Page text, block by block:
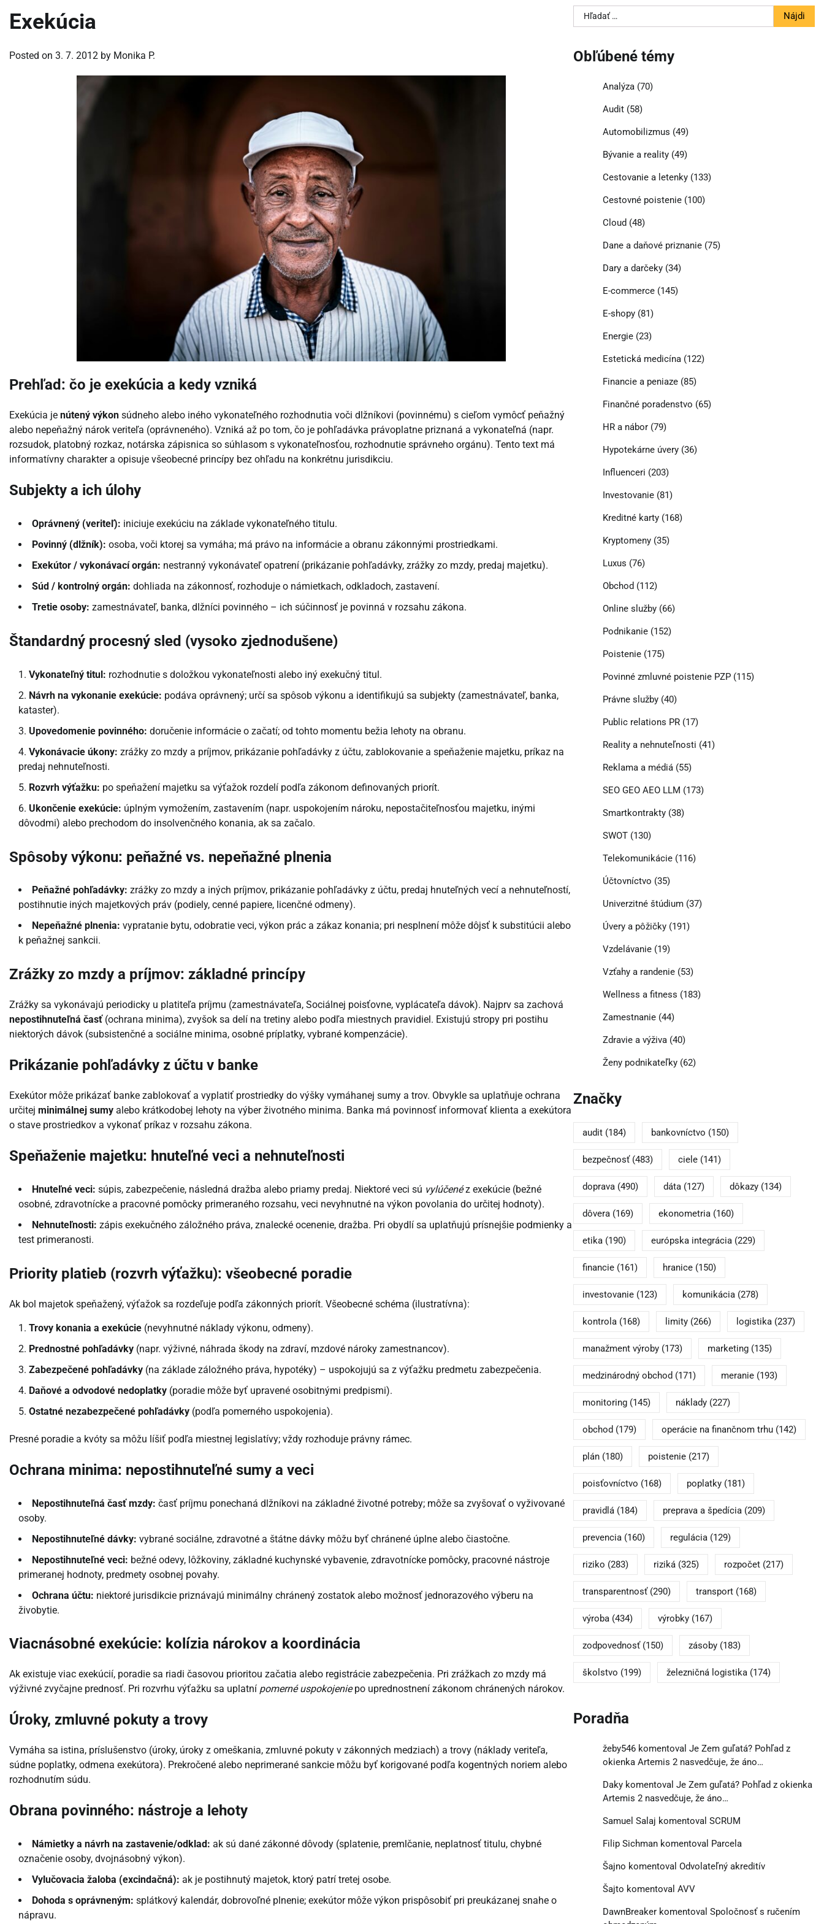
Exekúcia
Posted on 3. 7. 2012 by Monika P.
Prehľad: čo je exekúcia a kedy vzniká
Exekúcia je nútený výkon súdneho alebo iného vykonateľného rozhodnutia voči dlžníkovi (povinnému) s cieľom vymôcť peňažný
alebo nepeňažný nárok veriteľa (oprávneného). Vzniká až po tom, čo je pohľadávka právoplatne priznaná a vykonateľná (napr.
rozsudok, platobný rozkaz, notárska zápisnica so súhlasom s vykonateľnosťou, rozhodnutie správneho orgánu). Tento text má
informatívny charakter a opisuje všeobecné princípy bez ohľadu na konkrétnu jurisdikciu.
Subjekty a ich úlohy
Oprávnený (veriteľ): iniciuje exekúciu na základe vykonateľného titulu.
Povinný (dlžník): osoba, voči ktorej sa vymáha; má právo na informácie a obranu zákonnými prostriedkami.
Exekútor / vykonávací orgán: nestranný vykonávateľ opatrení (prikázanie pohľadávky, zrážky zo mzdy, predaj majetku).
Súd / kontrolný orgán: dohliada na zákonnosť, rozhoduje o námietkach, odkladoch, zastavení.
Tretie osoby: zamestnávateľ, banka, dlžníci povinného – ich súčinnosť je povinná v rozsahu zákona.
Štandardný procesný sled (vysoko zjednodušene)
Vykonateľný titul: rozhodnutie s doložkou vykonateľnosti alebo iný exekučný titul.
Návrh na vykonanie exekúcie: podáva oprávnený; určí sa spôsob výkonu a identifikujú sa subjekty (zamestnávateľ, banka,
kataster).
Upovedomenie povinného: doručenie informácie o začatí; od tohto momentu bežia lehoty na obranu.
Vykonávacie úkony: zrážky zo mzdy a príjmov, prikázanie pohľadávky z účtu, zablokovanie a speňaženie majetku, príkaz na
predaj nehnuteľnosti.
Rozvrh výťažku: po speňažení majetku sa výťažok rozdelí podľa zákonom definovaných priorít.
Ukončenie exekúcie: úplným vymožením, zastavením (napr. uspokojením nároku, nepostačiteľnosťou majetku, inými
dôvodmi) alebo prechodom do insolvenčného konania, ak sa začalo.
Spôsoby výkonu: peňažné vs. nepeňažné plnenia
Peňažné pohľadávky: zrážky zo mzdy a iných príjmov, prikázanie pohľadávky z účtu, predaj hnuteľných vecí a nehnuteľností,
postihnutie iných majetkových práv (podiely, cenné papiere, licenčné odmeny).
Nepeňažné plnenia: vypratanie bytu, odobratie veci, výkon prác a zákaz konania; pri nesplnení môže dôjsť k substitúcii alebo
k peňažnej sankcii.
Zrážky zo mzdy a príjmov: základné princípy
Zrážky sa vykonávajú periodicky u platiteľa príjmu (zamestnávateľa, Sociálnej poisťovne, vyplácateľa dávok). Najprv sa zachová
nepostihnuteľná časť(ochrana minima), zvyšok sa delí na tretiny alebo podľa miestnych pravidiel. Existujú stropy pri postihu
niektorých dávok (subsistenčné a sociálne minima, osobné príplatky, vybrané kompenzácie).
Prikázanie pohľadávky z účtu v banke
Exekútor môže prikázať banke zablokovať a vyplatiť prostriedky do výšky vymáhanej sumy a trov. Obvykle sa uplatňuje ochrana
určitej minimálnej sumy alebo krátkodobej lehoty na výber životného minima. Banka má povinnosť informovať klienta a exekútora
o stave prostriedkov a vykonať príkaz v rozsahu zákona.
Speňaženie majetku: hnuteľné veci a nehnuteľnosti
Hnuteľné veci: súpis, zabezpečenie, následná dražba alebo priamy predaj. Niektoré veci sú vylúčenéz exekúcie (bežné
osobné, zdravotnícke a pracovné pomôcky primeraného rozsahu, veci nevyhnutné na výkon povolania do určitej hodnoty).
Nehnuteľnosti: zápis exekučného záložného práva, znalecké ocenenie, dražba. Pri obydlí sa uplatňujú prísnejšie podmienky a
test primeranosti.
Priority platieb (rozvrh výťažku): všeobecné poradie
Ak bol majetok speňažený, výťažok sa rozdeľuje podľa zákonných priorít. Všeobecné schéma (ilustratívna):
Trovy konania a exekúcie (nevyhnutné náklady výkonu, odmeny).
Prednostné pohľadávky (napr. výživné, náhrada škody na zdraví, mzdové nároky zamestnancov).
Zabezpečené pohľadávky (na základe záložného práva, hypotéky) – uspokojujú sa z výťažku predmetu zabezpečenia.
Daňové a odvodové nedoplatky (poradie môže byť upravené osobitnými predpismi).
Ostatné nezabezpečené pohľadávky (podľa pomerného uspokojenia).
Presné poradie a kvóty sa môžu líšiť podľa miestnej legislatívy; vždy rozhoduje právny rámec.
Ochrana minima: nepostihnuteľné sumy a veci
Nepostihnuteľná časť mzdy: časť príjmu ponechaná dlžníkovi na základné životné potreby; môže sa zvyšovať o vyživované
osoby.
Nepostihnuteľné dávky: vybrané sociálne, zdravotné a štátne dávky môžu byť chránené úplne alebo čiastočne.
Nepostihnuteľné veci: bežné odevy, lôžkoviny, základné kuchynské vybavenie, zdravotnícke pomôcky, pracovné nástroje
primeranej hodnoty, predmety osobnej povahy.
Ochrana účtu: niektoré jurisdikcie priznávajú minimálny chránený zostatok alebo možnosť jednorazového výberu na
živobytie.
Viacnásobné exekúcie: kolízia nárokov a koordinácia
Ak existuje viac exekúcií, poradie sa riadi časovou prioritou začatia alebo registrácie zabezpečenia. Pri zrážkach zo mzdy má
výživné zvyčajne prednosť. Pri rozvrhu výťažku sa uplatní pomerné uspokojeniepo uprednostnení zákonom chránených nárokov.
Úroky, zmluvné pokuty a trovy
Vymáha sa istina, príslušenstvo (úroky, úroky z omeškania, zmluvné pokuty v zákonných medziach) a trovy (náklady veriteľa,
súdne poplatky, odmena exekútora). Prekročené alebo neprimerané sankcie môžu byť korigované podľa kogentných noriem alebo
rozhodnutím súdu.
Obrana povinného: nástroje a lehoty
Námietky a návrh na zastavenie/odklad: ak sú dané zákonné dôvody (splatenie, premlčanie, neplatnosť titulu, chybné
označenie osoby, dvojnásobný výkon).
Vylučovacia žaloba (excindačná): ak je postihnutý majetok, ktorý patrí tretej osobe.
Dohoda s oprávneným: splátkový kalendár, dobrovoľné plnenie; exekútor môže výkon prispôsobiť pri preukázanej snahe o
nápravu.
Hľadať:
Obľúbené témy
Analýza(70)
Audit(58)
Automobilizmus (49)
Bývanie a reality(49)
Cestovanie a letenky(133)
Cestovné poistenie(100)
Cloud (48)
Dane a daňové priznanie(75)
Dary a darčeky(34)
E-commerce(145)
E-shopy(81)
Energie(23)
Estetická medicína(122)
Financie a peniaze(85)
Finančné poradenstvo (65)
HR a nábor(79)
Hypotekárne úvery(36)
Influenceri (203)
Investovanie(81)
Kreditné karty(168)
Kryptomeny(35)
Luxus (76)
Obchod (112)
Online služby(66)
Podnikanie(152)
Poistenie(175)
Povinné zmluvné poistenie PZP(115)
Právne služby(40)
Public relations PR(17)
Reality a nehnuteľnosti (41)
Reklama a médiá(55)
SEO GEO AEO LLM (173)
Smartkontrakty(38)
SWOT(130)
Telekomunikácie(116)
Účtovníctvo (35)
Univerzitné štúdium(37)
Úvery a pôžičky(191)
Vzdelávanie(19)
Vzťahy a randenie(53)
Wellness a fitness (183)
Zamestnanie(44)
Zdravie a výživa(40)
Ženy podnikateľky(62)
Značky
audit(184) bankovníctvo (150)
bezpečnosť(483) ciele(141)
doprava(490) dáta(127) dôkazy(134)
dôvera(169) ekonometria(160)
etika(190) európska integrácia(229)
financie(161) hranice(150)
investovanie(123) komunikácia(278)
kontrola(168) limity(266) logistika(237)
manažment výroby(173) marketing(135)
medzinárodný obchod (171) meranie(193)
monitoring(145) náklady(227)
obchod (179) operácie na finančnom trhu(142)
plán(180) poistenie(217)
poisťovníctvo (168) poplatky(181)
pravidlá(184) preprava a špedícia(209)
prevencia(160) regulácia(129)
riziko (283) riziká(325) rozpočet(217)
transparentnosť(290) transport(168)
výroba(434) výrobky(167)
zodpovednosť(150) zásoby(183)
školstvo (199) železničná logistika(174)
Poradňa
žeby546komentoval Je Zem guľatá? Pohľad z
okienka Artemis 2 nasvedčuje, že áno…
Dakykomentoval Je Zem guľatá? Pohľad z okienka
Artemis 2 nasvedčuje, že áno…
Samuel Salaj komentoval SCRUM
Filip Sichmankomentoval Parcela
Šajno komentoval Odvolateľný akreditív
Šajto komentoval AVV
DawnBreakerkomentoval Spoločnosť s ručením